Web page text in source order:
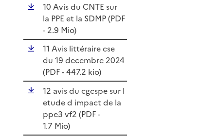
10 Avis du CNTE sur
la PPE et la SDMP (PDF
- 2.9 Mio)
11 Avis littéraire cse
du 19 decembre 2024
(PDF- 447.2 kio)
12 avis du cgcspe sur l
etude d impact de la
ppe3 vf2 (PDF-
1.7 Mio)